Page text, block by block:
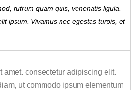
rutrum quam quis, venenatis ligula.
ipsum. Vivamus nec egestas turpis, et
amet, consectetur adipiscing elit.
ut commodo ipsum elementum